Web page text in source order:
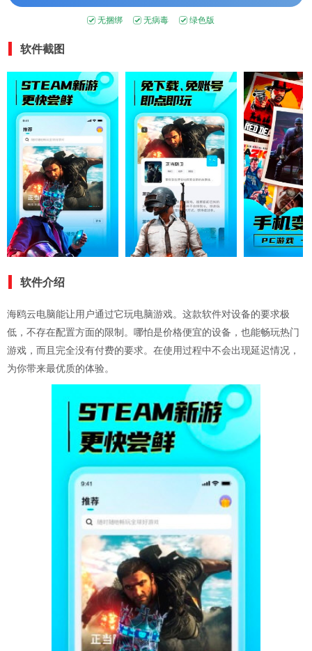
无捆绑 无病毒 绿色版
软件截图
软件介绍
海鸥云电脑能让用户通过它玩电脑游戏。这款软件对设备的要求极
低，不存在配置方面的限制。哪怕是价格便宜的设备，也能畅玩热门
游戏，而且完全没有付费的要求。在使用过程中不会出现延迟情况，
为你带来最优质的体验。